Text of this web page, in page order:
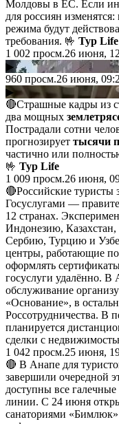
Молдовы в ЕС. Если
для россиян
режима будут
требования. 🤟 Тур Life
1 002 просм.26 июня,
▶
960 просм.26 июня,
▶
🔴Страшные кадры из
два мощных
Пострадали сотни
прогнозирует тысячи
частично или
🤟 Тур Life
1 009 просм.26 июня,
🔴Российские туристы
Госуслугами —
12 странах.
Индонезию,
Сербию, Турцию и
центры, работающие
оформлять
госуслуги удалённо.
обслуживание
«Основание», в
Россотрудничества. В
планируется
сделки с
1 042 просм.25 июня,
🔴 В Анапе для
завершили очередной
доступны все
линии. С 24 июня
санаториями